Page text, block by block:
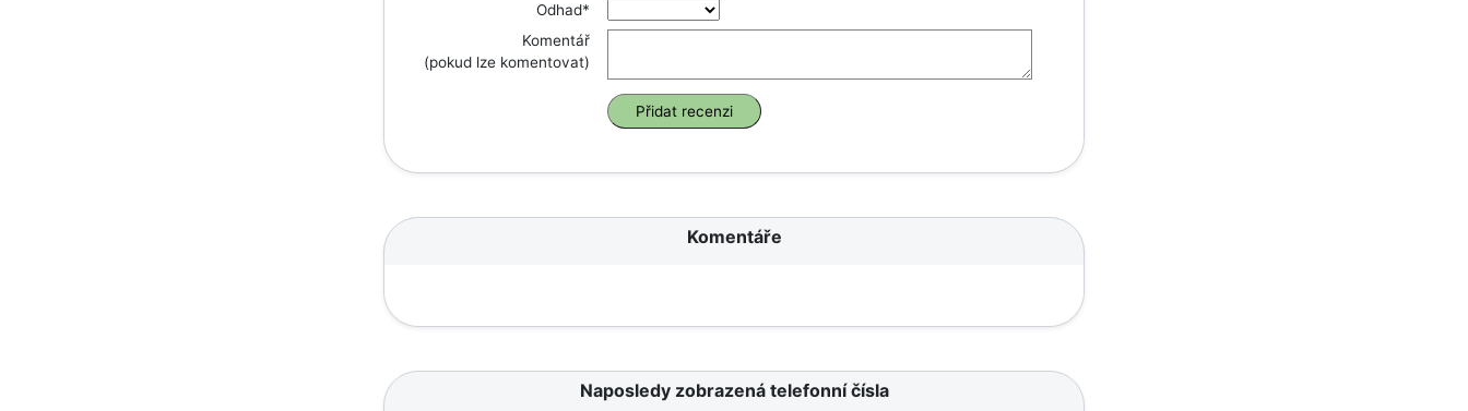
Odhad*
Komentář
(pokud lze komentovat)
Komentáře
Naposledy zobrazená telefonní čísla